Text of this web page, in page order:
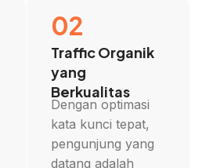
02
Traffic Organik
yang
Berkualitas
Dengan optimasi
kata kunci tepat,
pengunjung yang
datang adalah